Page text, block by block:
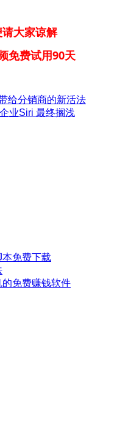
大家谅解
费试用90天
给分销商的新活法
业Siri 最终搁浅
免费下载
免费赚钱软件